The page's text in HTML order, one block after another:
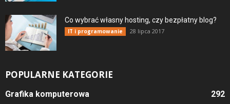
Co wybrać własny hosting, czy bezpłatny blog?
IT i programowanie 28 lipca 2017
POPULARNE KATEGORIE
Grafika komputerowa
292